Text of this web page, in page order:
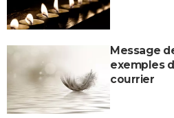
Message
exemples
courrier